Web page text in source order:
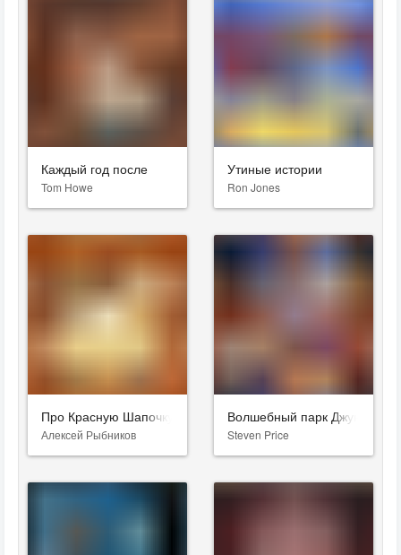
Каждый год после
Tom Howe
Утиные истории
Ron Jones
Про Красную Шапочку
Алексей Рыбников
Волшебный парк Джун
Steven Price